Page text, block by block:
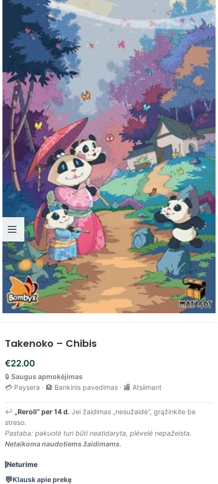
Takenoko – Chibis
€22.00
🔒 Saugus apmokėjimas
💳 Paysera · 🏦 Bankinis pavedimas · 🏬 Atsiimant
↩️ „Reroll“ per 14 d. Jei žaidimas „nesužaidė“, grąžinkite be
streso.
Pastaba: pakuotė turi būti neatidaryta, plėvelė nepažeista.
Netaikoma naudotiems žaidimams.
Neturime
Klausk apie prekę